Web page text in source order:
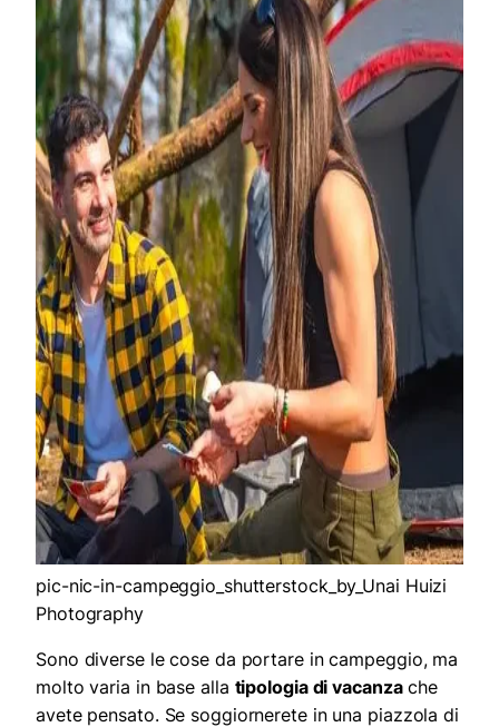
pic-nic-in-campeggio_shutterstock_by_Unai Huizi
Photography
Sono diverse le cose da portare in campeggio, ma
molto varia in base alla tipologia di vacanzache
avete pensato. Se soggiornerete in una piazzola di